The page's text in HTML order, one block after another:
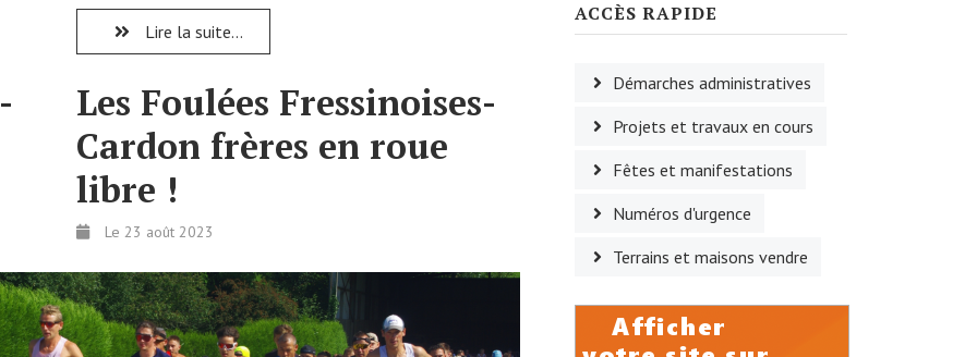
Lire la suite...
Les Foulées Fressinoises-
Cardon frères en roue
libre !
Le 23 août 2023
ACCÈS RAPIDE
Démarches administratives
Projets et travaux en cours
Fêtes et manifestations
Numéros d'urgence
Terrains et maisons vendre